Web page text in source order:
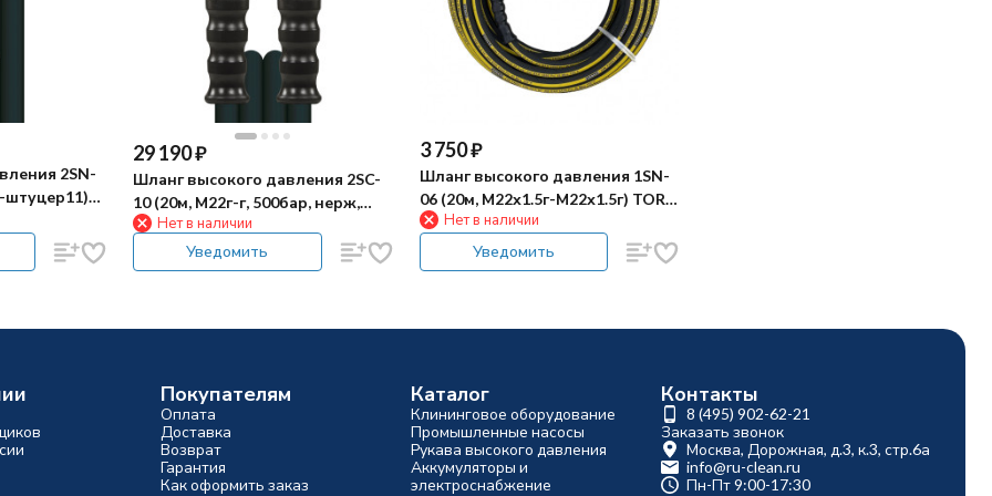
2SN-
штуцер11)
29 190₽
Шланг высокого давления 2SC-
10 (20м, М22г-г, 500бар, нерж,
черный) R+M
Нет в наличии
Уведомить
3 750₽
Шланг высокого давления 1SN-
06 (20м, М22х1.5г-М22х1.5г) TOR
CF Нет в наличии
Уведомить
Покупателям
Оплата
Доставка
Возврат
Гарантия
Как оформить заказ
Каталог
Клининговое оборудование
Промышленные насосы
Рукава высокого давления
Аккумуляторы и
электроснабжение
Контакты
8 (495) 902-62-21
Заказать звонок
Москва, Дорожная, д.3, к.3, стр.6а
info@ru-clean.ru
Пн-Пт 9:00-17:30